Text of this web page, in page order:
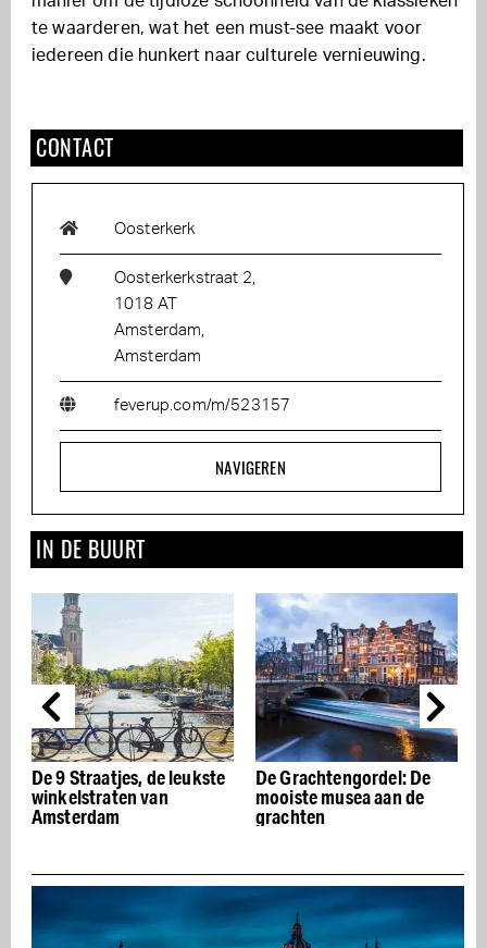
te waarderen, wat het een must-see maakt voor
iedereen die hunkert naar culturele vernieuwing.
CONTACT
Oosterkerk
Oosterkerkstraat 2,
1018 AT
Amsterdam,
Amsterdam
feverup.com/m/523157
NAVIGEREN
IN DE BUURT
De 9 Straatjes, de leukste
winkelstraten van
Amsterdam
De Grachtengordel: De
mooiste musea aan de
grachten